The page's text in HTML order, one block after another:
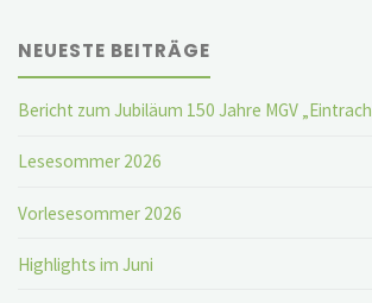
NEUESTE BEITRÄGE
Bericht zum Jubiläum 150 Jahre MGV
Lesesommer 2026
Vorlesesommer 2026
Highlights im Juni